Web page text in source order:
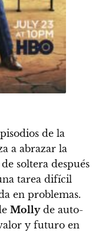
de la
a abrazar la
soltera después
tarea difícil
en problemas.
Mollyde auto-
y futuro en